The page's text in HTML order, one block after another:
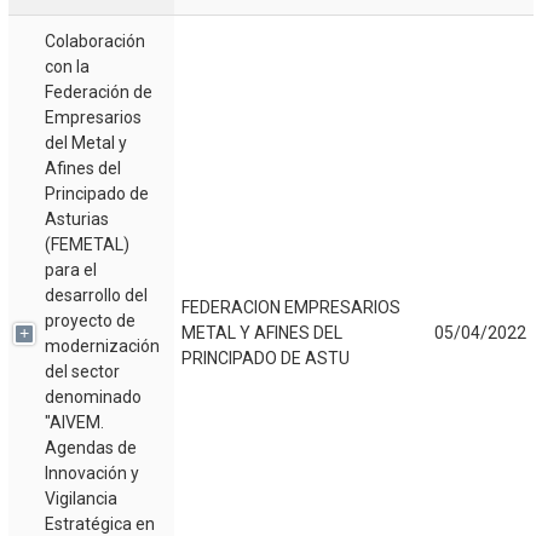
Colaboración
con la
Federación de
Empresarios
del Metal y
Afines del
Principado de
Asturias
(FEMETAL)
para el
desarrollo del
proyecto de
modernización
del sector
denominado
"AIVEM.
Agendas de
Innovación y
Vigilancia
Estratégica en
FEDERACION EMPRESARIOS
METAL Y AFINES DEL
PRINCIPADO DE ASTU
05/04/2022